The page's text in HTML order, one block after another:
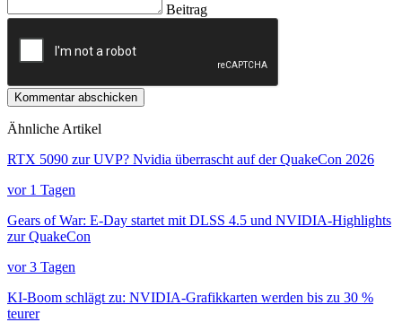
Beitrag
Kommentar abschicken
Ähnliche Artikel
RTX 5090 zur UVP? Nvidia überrascht auf der QuakeCon 2026
vor 1 Tagen
Gears of War: E-Day startet mit DLSS 4.5 und NVIDIA-Highlights
zur QuakeCon
vor 3 Tagen
KI-Boom schlägt zu: NVIDIA-Grafikkarten werden bis zu 30 %
teurer